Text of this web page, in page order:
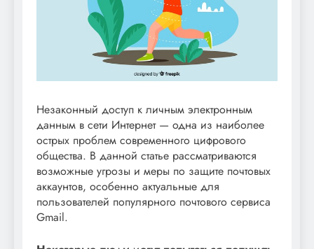
Незаконный доступ к личным электронным
данным в сети Интернет — одна из наиболее
острых проблем современного цифрового
общества. В данной статье рассматриваются
возможные угрозы и меры по защите почтовых
аккаунтов, особенно актуальные для
пользователей популярного почтового сервиса
Gmail.